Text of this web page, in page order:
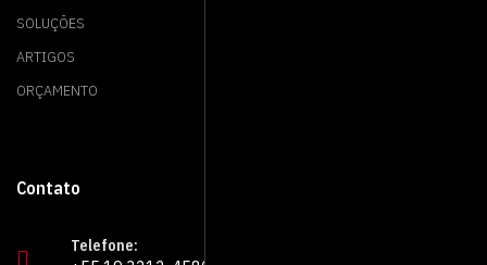
SOLUÇÕES
ARTIGOS
ORÇAMENTO
Contato
Telefone: